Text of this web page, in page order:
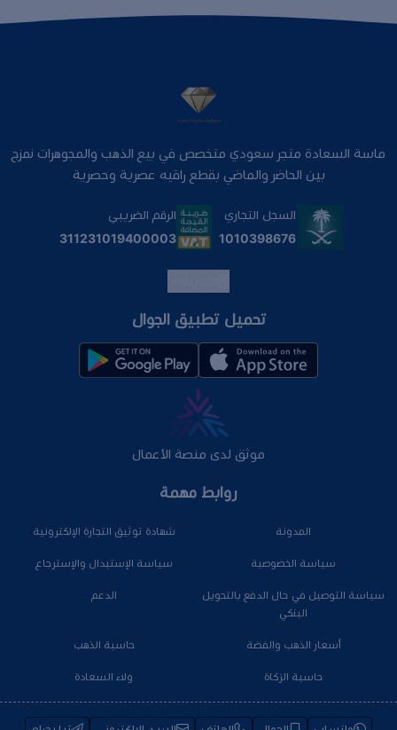
روابط مهمة
المدونة شهادة توثيق التجارة الإلكترونية
سياسة الخصوصية سياسة الإستبدال والإسترجاع
سياسة التوصيل في حال الدفع بالتحويل
البنكي
الدعم
أسعار الذهب والفضة حاسبة الذهب
حاسبة الزكاة ولاء السعادة
ماسة السعادة متجر سعودي متخصص في بيع الذهب والمجوهرات نمزج
بين الحاضر والماضي بقطع راقيه عصرية وحصرية
السجل التجاري
1010398676
الرقم الضريبي
311231019400003
تحميل تطبيق الجوال
موثق لدى منصة الأعمال